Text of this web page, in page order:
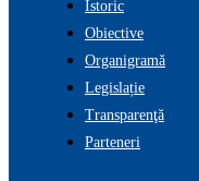
Istoric
Obiective
Organigramă
Legislație
Transparenţă
Parteneri